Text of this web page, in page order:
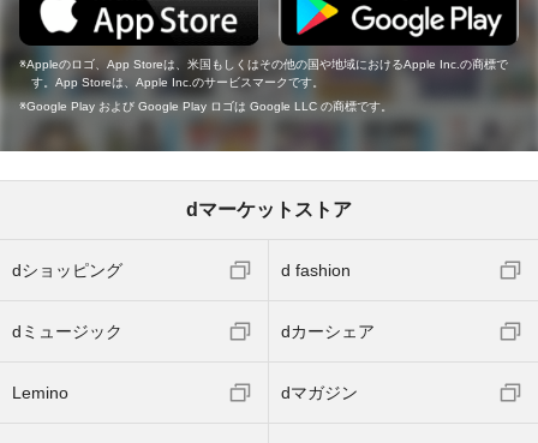
Appleのロゴ、App Storeは、米国もしくはその他の国や地域におけるApple Inc.の商標で
す。App Storeは、Apple Inc.のサービスマークです。
Google Play および Google Play ロゴは Google LLC の商標です。
dマーケットストア
dショッピング d fashion
dミュージック dカーシェア
Lemino dマガジン